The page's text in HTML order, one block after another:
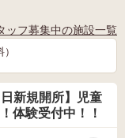
ッフ募集中の施設一覧
新規開所】児童
体験受付中！！